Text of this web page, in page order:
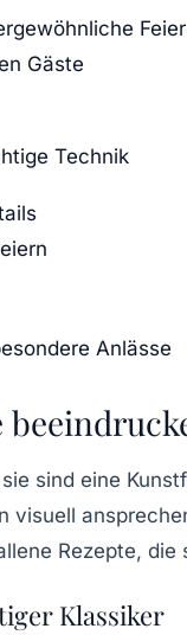
Gäste
Technik
Anlässe
sind eine
visuell
Rezepte,
Klassiker